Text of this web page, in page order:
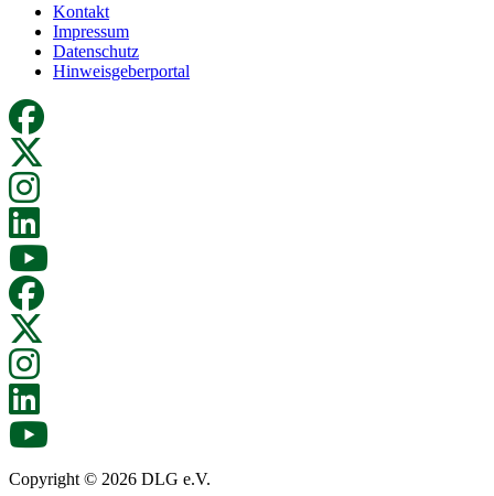
Kontakt
Impressum
Datenschutz
Hinweisgeberportal
Copyright © 2026 DLG e.V.